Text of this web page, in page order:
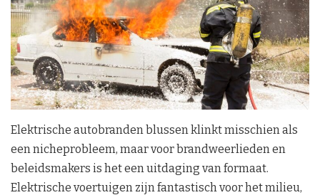
Elektrische autobranden blussen klinkt misschien als
een nicheprobleem, maar voor brandweerlieden en
beleidsmakers is het een uitdaging van formaat.
Elektrische voertuigen zijn fantastisch voor het milieu,